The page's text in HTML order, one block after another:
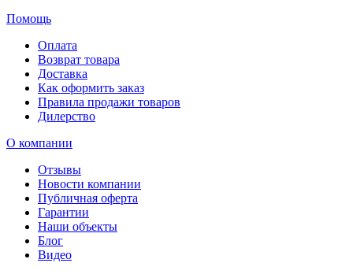
Помощь
Оплата
Возврат товара
Доставка
Как оформить заказ
Правила продажи товаров
Дилерство
О компании
Отзывы
Новости компании
Публичная оферта
Гарантии
Наши объекты
Блог
Видео